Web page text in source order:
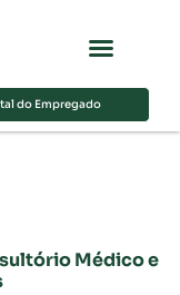
do Empregado
Médico e